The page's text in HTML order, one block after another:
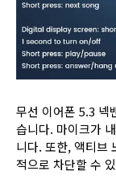
무선 이어폰 5.3 넥
습니다. 마이크가
니다. 또한, 액티브
적으로 차단할 수